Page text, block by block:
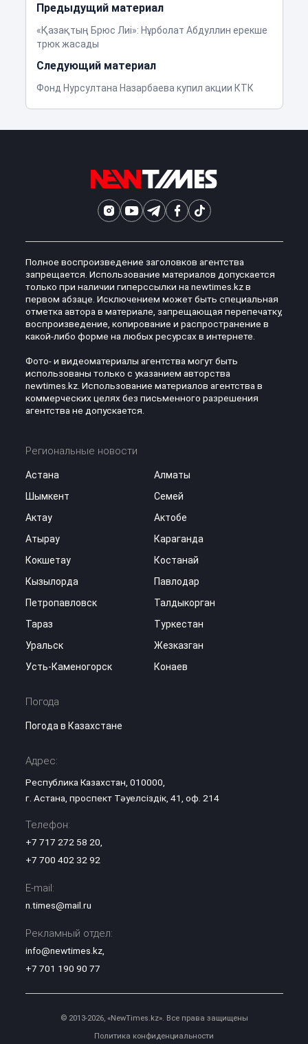
Предыдущий материал
«Қазақтың Брюс Лиі»: Нұрболат Абдуллин ерекше
трюк жасады
Следующий материал
Фонд Нурсултана Назарбаева купил акции КТК
Полное воспроизведение заголовков агентства
запрещается. Использование материалов допускается
только при наличии гиперссылки на newtimes.kz в
первом абзаце. Исключением может быть специальная
отметка автора в материале, запрещающая перепечатку,
воспроизведение, копирование и распространение в
какой-либо форме на любых ресурсах в интернете.
Фото- и видеоматериалы агентства могут быть
использованы только с указанием авторства
newtimes.kz. Использование материалов агентства в
коммерческих целях без письменного разрешения
агентства не допускается.
Региональные новости
Астана
Алматы
Шымкент
Семей
Актау
Актобе
Атырау
Караганда
Кокшетау
Костанай
Кызылорда
Павлодар
Петропавловск
Талдыкорган
Тараз
Туркестан
Уральск
Жезказган
Усть-Каменогорск
Конаев
Погода
Погода в Казахстане
Адрес:
Республика Казахстан, 010000,
г. Астана, проспект Тәуелсіздік, 41, оф. 214
Телефон:
+7 717 272 58 20
+7 700 402 32 92
E-mail:
n.times@mail.ru
Рекламный отдел:
info@newtimes.kz,
+7 701 190 90 77
© 2013-2026, «NewTimes.kz». Все права защищены
Политика конфиденциальности